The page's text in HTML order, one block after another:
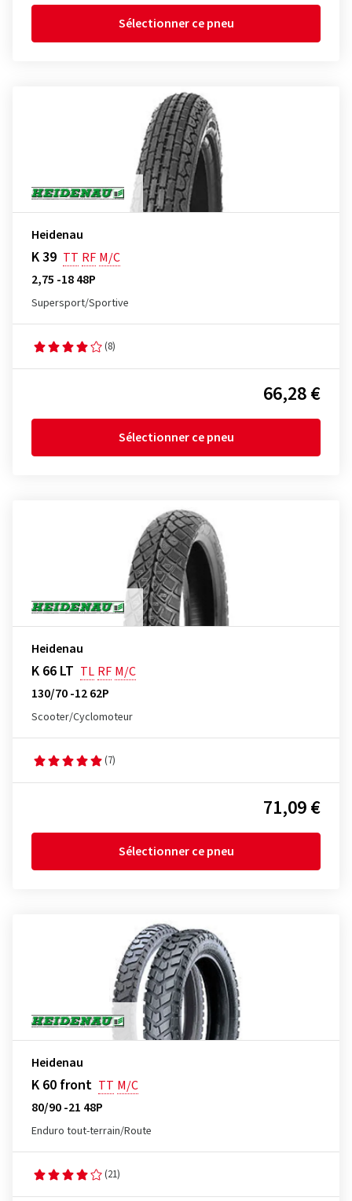
Sélectionner ce pneu
Heidenau
K 39 TT RF M/C
2,75 -18 48P
Supersport/Sportive
(8)
66,28 €
Sélectionner ce pneu
Heidenau
K 66 LT TL RF M/C
130/70 -12 62P
Scooter/Cyclomoteur
(7)
71,09 €
Sélectionner ce pneu
Heidenau
K 60 front TT M/C
80/90 -21 48P
Enduro tout-terrain/Route
(21)